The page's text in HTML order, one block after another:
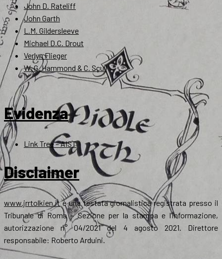
John D. Rateliff
John Garth
L.M. Gildersleeve
Michael D.C. Drout
Verlyn Flieger
W. G. Hammond & C. Scull
Evidenza
Link Tree – AIST
Disclaimer
www.jrrtolkien.itè una testata giornalistica registrata presso il
Tribunale di Roma - Sezione per la stampa e l’informazione,
autorizzazione n° 04/2021 del 4 agosto 2021. Direttore
responsabile: Roberto Arduini.